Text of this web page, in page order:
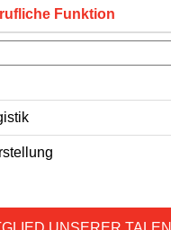
Funktion